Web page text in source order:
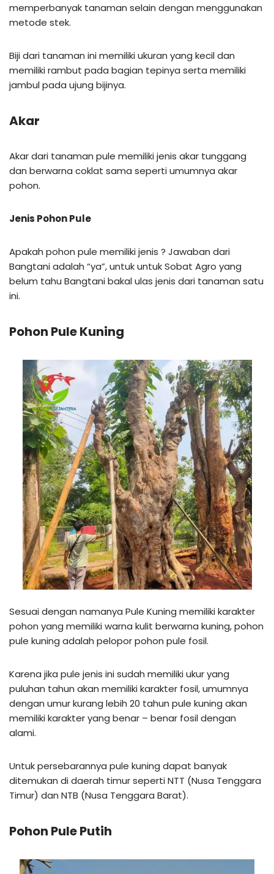
memperbanyak tanaman selain dengan menggunakan
metode stek.
Biji dari tanaman ini memiliki ukuran yang kecil dan
memiliki rambut pada bagian tepinya serta memiliki
jambul pada ujung bijinya.
Akar
Akar dari tanaman pule memiliki jenis akar tunggang
dan berwarna coklat sama seperti umumnya akar
pohon.
Jenis Pohon Pule
Apakah pohon pule memiliki jenis ? Jawaban dari
Bangtani adalah “ya”, untuk untuk Sobat Agro yang
belum tahu Bangtani bakal ulas jenis dari tanaman satu
ini.
Pohon Pule Kuning
Sesuai dengan namanya Pule Kuning memiliki karakter
pohon yang memiliki warna kulit berwarna kuning, pohon
pule kuning adalah pelopor pohon pule fosil.
Karena jika pule jenis ini sudah memiliki ukur yang
puluhan tahun akan memiliki karakter fosil, umumnya
dengan umur kurang lebih 20 tahun pule kuning akan
memiliki karakter yang benar – benar fosil dengan
alami.
Untuk persebarannya pule kuning dapat banyak
ditemukan di daerah timur seperti NTT (Nusa Tenggara
Timur) dan NTB (Nusa Tenggara Barat).
Pohon Pule Putih